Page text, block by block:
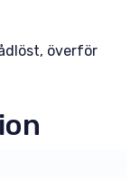
överför